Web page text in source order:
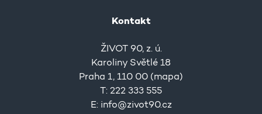
Kontakt
ŽIVOT 90, z. ú.
Karoliny Světlé 18
Praha 1, 110 00 (mapa)
T: 222 333 555
E: info@zivot90.cz